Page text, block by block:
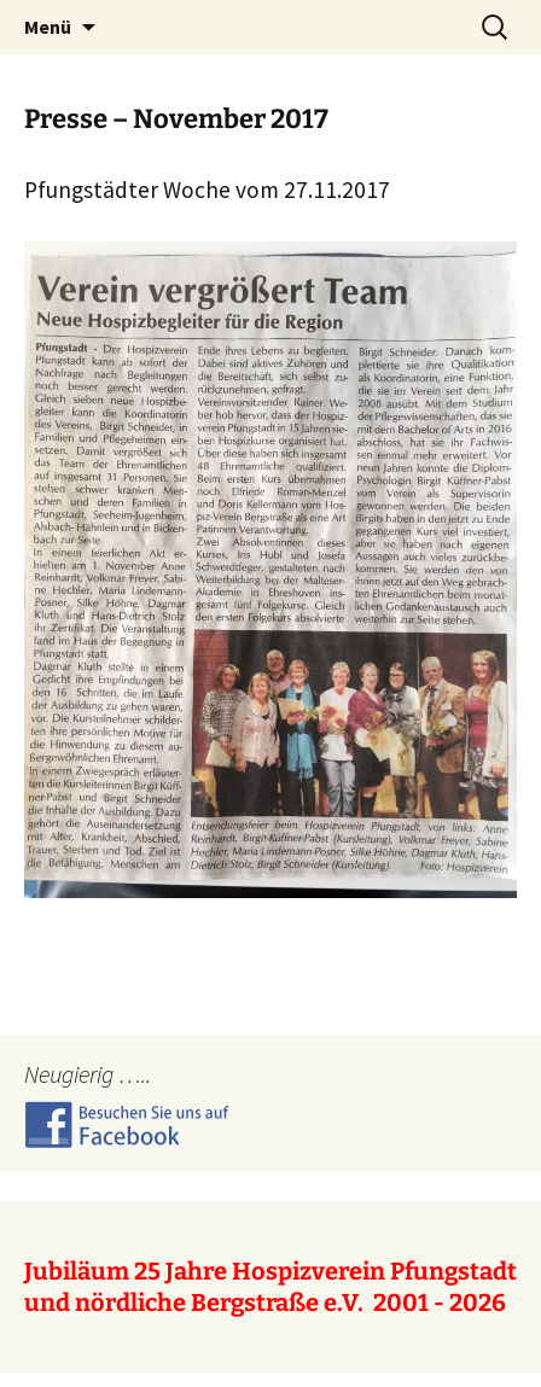
Menü
Suchen
nach:
Presse – November 2017
Pfungstädter Woche vom 27.11.2017
Neugierig …..
Jubiläum 25 Jahre Hospizverein Pfungstadt
und nördliche Bergstraße e.V. 2001 - 2026